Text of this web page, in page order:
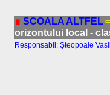
∎ SCOALA ALTFEL
orizontului local -
Responsabil: Șteopoaie